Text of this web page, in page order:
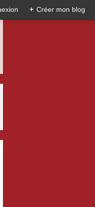
+ Créer mon blog